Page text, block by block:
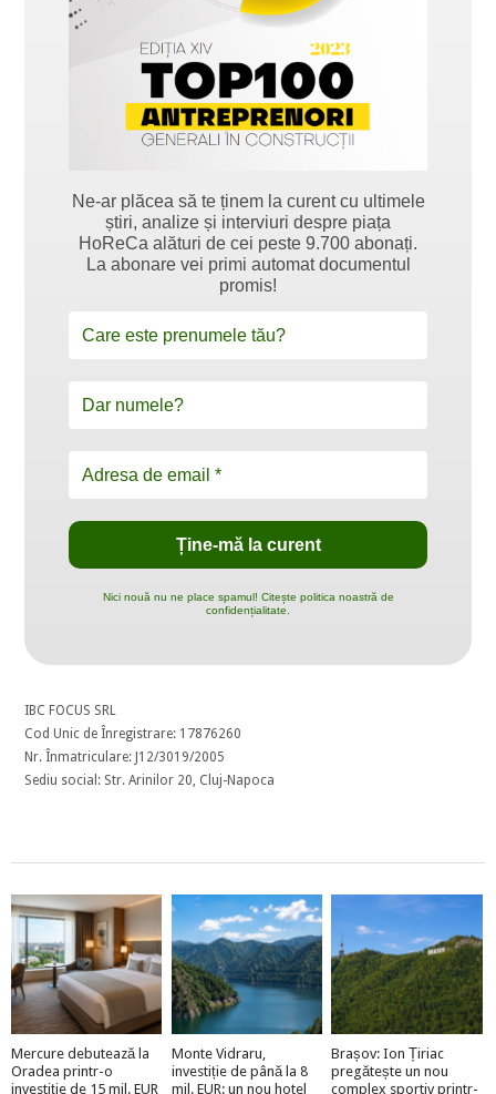
Ne-ar plăcea să te ținem la curent cu ultimele
știri, analize și interviuri despre piața
HoReCa alături de cei peste 9.700 abonați.
La abonare vei primi automat documentul
promis!
Nici nouă nu ne place spamul! Citește politica noastră de
confidențialitate.
IBC FOCUS SRL
Cod Unic de Înregistrare: 17876260
Nr. Înmatriculare: J12/3019/2005
Sediu social: Str. Arinilor 20, Cluj-Napoca
Mercure debutează la
Oradea printr-o
investiție de 15 mil. EUR
Monte Vidraru,
investiție de până la 8
mil. EUR: un nou hotel
Brașov: Ion Țiriac
pregătește un nou
complex sportiv printr-